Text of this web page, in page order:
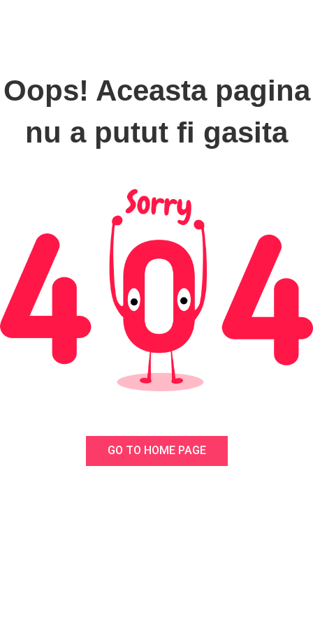
Oops! Aceasta pagina
nu a putut fi gasita
GO TO HOME PAGE